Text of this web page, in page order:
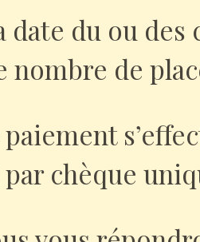
date du ou
nombre de
par chèque